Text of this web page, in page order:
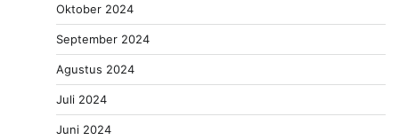
Oktober 2024
September 2024
Agustus 2024
Juli 2024
Juni 2024